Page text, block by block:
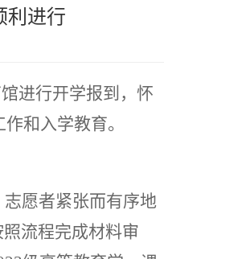
利进行
进行开学报到，怀
和入学教育。
愿者紧张而有序地
流程完成材料审